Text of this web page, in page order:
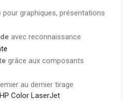
pour graphiques, présentations
avec reconnaissance
grâce aux composants
au dernier tirage
Color LaserJet